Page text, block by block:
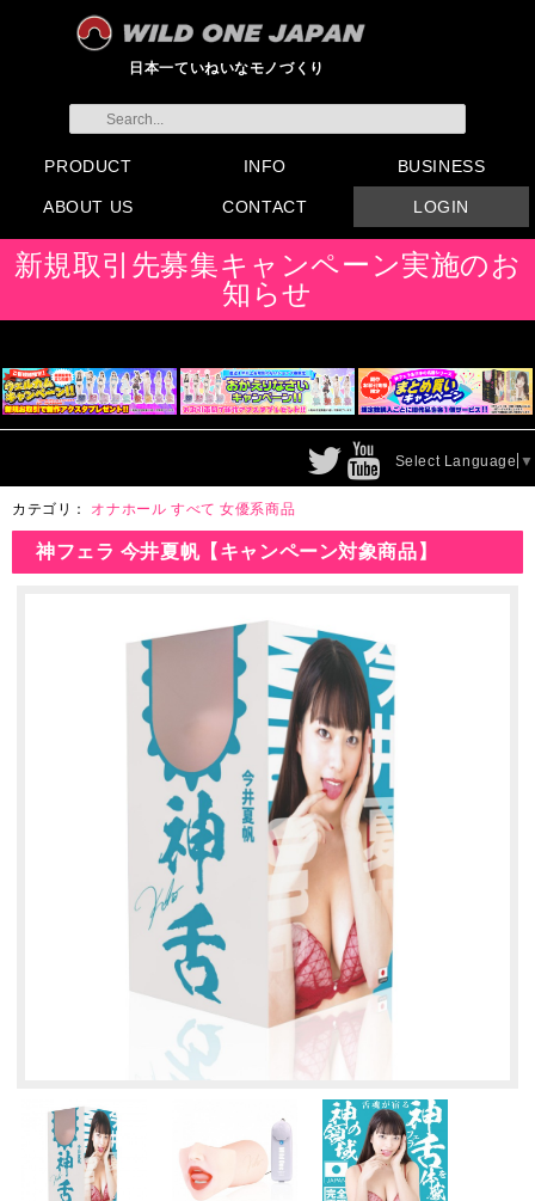
日本一ていねいなモノづくり
PRODUCT
すべてのグッズ
新製品
発売前製品
デンマ
ニップルドーム他
ローター
バイブ
オナホール
ラブドール
サポート
矯正リング
ローション
ラブサプリ
ディルド
アナル
SMグッズ
日本製グッズ
その他グッズ
INFO
製品情報
お知らせ
イベント・展示会
メディア掲載
BUSINESS
会員登録
注文方法・卸売りについ
FAX注文書
カタログ
販促物配布
代理店契約について
ABOUT US
会社概要
よくある質問
取り扱い店リスト
CONTACT
お問い合わせ
付属品販売(一般のお客様
向け)
アイディア募集
LOGIN
新規取引先募集キャンペーン実施のお
知らせ
Select Language ▼
カテゴリ： オナホール すべて 女優系商品
神フェラ 今井夏帆【キャンペーン対象商品】